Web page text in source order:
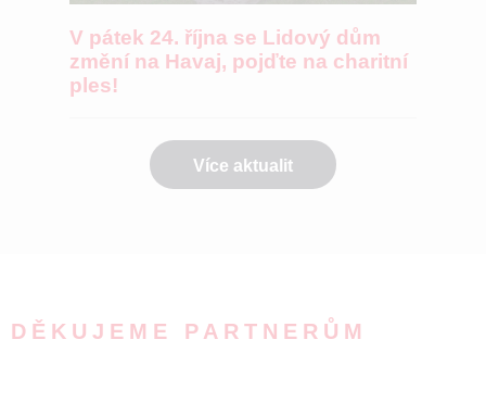
V pátek 24. října se Lidový dům
změní na Havaj, pojďte na charitní
ples!
Více aktualit
DĚKUJEME PARTNERŮM